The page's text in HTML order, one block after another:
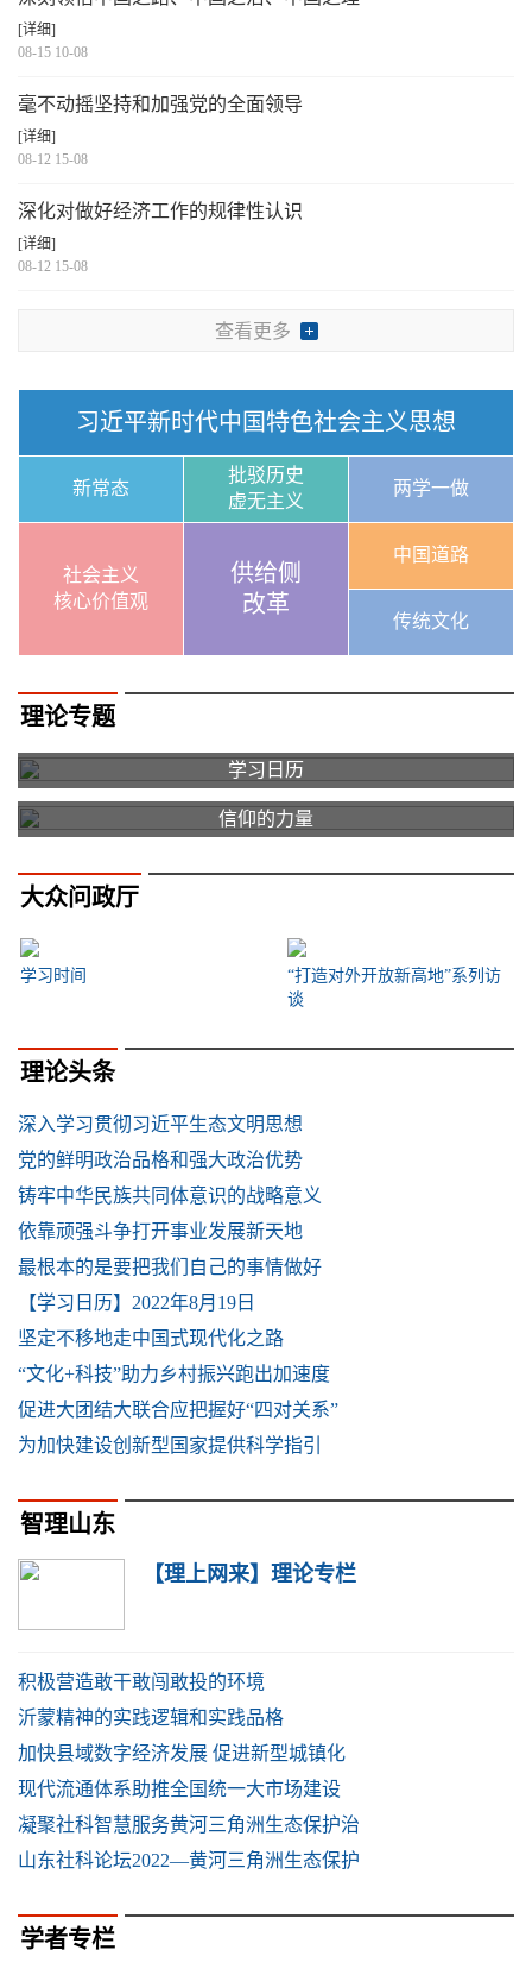
[详细]
08-15 10-08
毫不动摇坚持和加强党的全面领导
[详细]
08-12 15-08
深化对做好经济工作的规律性认识
[详细]
08-12 15-08
查看更多
习近平新时代中国特色社会主义思想
新常态
批驳历史
虚无主义
两学一做
社会主义
核心价值观
供给侧
改革
中国道路
传统文化
理论专题
学习日历
信仰的力量
大众问政厅
学习时间
“打造对外开放新高地”系列访
谈
理论头条
深入学习贯彻习近平生态文明思想
党的鲜明政治品格和强大政治优势
铸牢中华民族共同体意识的战略意义
依靠顽强斗争打开事业发展新天地
最根本的是要把我们自己的事情做好
【学习日历】2022年8月19日
坚定不移地走中国式现代化之路
“文化+科技”助力乡村振兴跑出加速度
促进大团结大联合应把握好“四对关系”
为加快建设创新型国家提供科学指引
智理山东
【理上网来】理论专栏
积极营造敢干敢闯敢投的环境
沂蒙精神的实践逻辑和实践品格
加快县域数字经济发展 促进新型城镇化
现代流通体系助推全国统一大市场建设
凝聚社科智慧服务黄河三角洲生态保护治
山东社科论坛2022—黄河三角洲生态保护
学者专栏